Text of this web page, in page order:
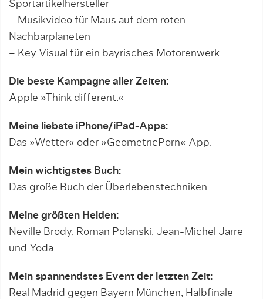
Sportartikelhersteller
– Musikvideo für Maus auf dem roten
Nachbarplaneten
– Key Visual für ein bayrisches Motorenwerk
Die beste Kampagne aller Zeiten:
Apple »Think different.«
Meine liebste iPhone/iPad-Apps:
Das »Wetter« oder »GeometricPorn« App.
Mein wichtigstes Buch:
Das große Buch der Überlebenstechniken
Meine größten Helden:
Neville Brody, Roman Polanski, Jean-Michel Jarre
und Yoda
Mein spannendstes Event der letzten Zeit:
Real Madrid gegen Bayern München, Halbfinale